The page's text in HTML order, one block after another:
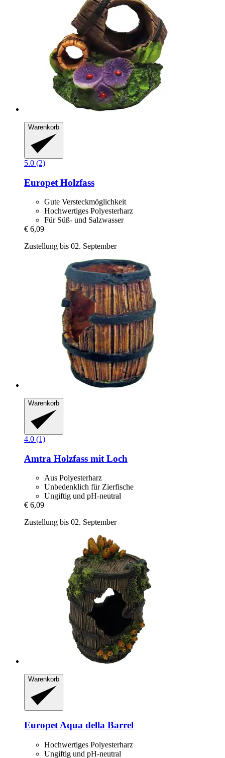
Warenkorb
5.0 (2)
Europet Holzfass
Gute Versteckmöglichkeit
Hochwertiges Polyesterharz
Für Süß- und Salzwasser
€ 6,09
Zustellung bis 02. September
Warenkorb
4.0 (1)
Amtra Holzfass mit Loch
Aus Polyesterharz
Unbedenklich für Zierfische
Ungiftig und pH-neutral
€ 6,09
Zustellung bis 02. September
Warenkorb
EuropetAqua della Barrel
Hochwertiges Polyesterharz
Ungiftig und pH-neutral